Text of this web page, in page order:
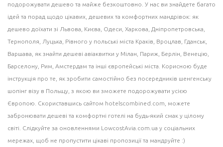
подорожувати дешево та майже безкоштовно. У нас ви знайдете багато
ідей та порад щодо цікавих, дешевих та комфортних мандрівок: як
дешево доїхати зі Львова, Києва, Одеси, Харкова, Дніпропетровська,
Тернополя, Луцька, Рівного у польські міста Краків , Вроцлав, Гданськ
Варшава , як знайти дешеві авіаквитки у Мілан , Париж, Берлін, Венецію,
Барселону , Рим, Амстердам та інші європейські міста. Корисною буде
інструкція про те, як зробити самостійно без посередників шенгенську
шопінг візу в Польщу, з якою ви зможете подорожувати усією
Європою. Скориставшись сайтом hotelscombined.com , можете
забронювати дешеві та комфортні готелі на будь-який смак у цілому
світі. Слідкуйте за оновленнями LowcostAvia.com.ua у соціальних
мережах, щоб не пропустити цікаві пропозиції та мандруйте :)